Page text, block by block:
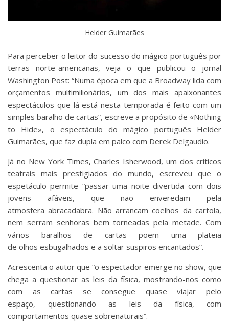
Helder Guimarães
Para perceber o leitor do sucesso do mágico português por
terras norte-americanas, veja o que publicou o jornal
Washington Post: “Numa época em que a Broadway lida com
orçamentos multimilionários, um dos mais apaixonantes
espectáculos que lá está nesta temporada é feito com um
simples baralho de cartas”, escreve a propósito de «Nothing
to Hide», o espectáculo do mágico português Helder
Guimarães, que faz dupla em palco com Derek Delgaudio.
Já no New York Times, Charles Isherwood, um dos críticos
teatrais mais prestigiados do mundo, escreveu que o
espetáculo permite “passar uma noite divertida com dois
jovens afáveis, que não enveredam pela
atmosfera abracadabra. Não arrancam coelhos da cartola,
nem serram senhoras bem torneadas pela metade. Com
vários baralhos de cartas põem uma plateia
de olhos esbugalhados e a soltar suspiros encantados”.
Acrescenta o autor que “o espectador emerge no show, que
chega a questionar as leis da física, mostrando-nos como
com as cartas se consegue quase viajar pelo
espaço, questionando as leis da física, com
comportamentos quase sobrenaturais”.